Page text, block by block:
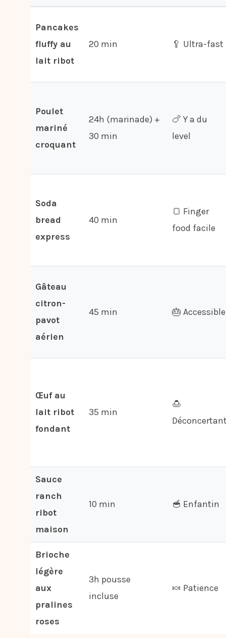
Pancakes
fluffy au
lait ribot
20 min 🥄 Ultra-fast
Poulet
mariné
croquant
24h (marinade) +
30 min
🍗 Y a du
level
Soda
bread
express
40 min
🍞 Finger
food facile
Gâteau
citron-
pavot
aérien
45 min 🎂 Accessible
Œuf au
lait ribot
fondant
35 min
🍮
Sauce
ranch
ribot
maison
10 min 🥣 Enfantin
Brioche
légère
aux
pralines
roses
3h pousse
incluse
🍬 Patience